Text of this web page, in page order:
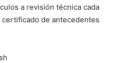
a revisión técnica cada
de antecedentes